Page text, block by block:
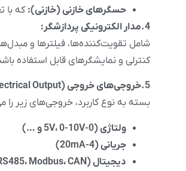
حسگرهای خازنی (خازنی):که با
4.مدار الکترونیکی پردازشگر:
شامل تقویت‌کننده‌ها، فیلترها و
کنترلی و نمایشگرهای قابل استفاده
5.خروجی‌های خروجی (Electrical Output):
بسته به نوع کاربرد، خروجی‌های زیر را
ولتاژی (0-5V، 0-10V و …)
جریانی (4-20mA)
دیجیتال (RS485، Modbus، CAN و …)